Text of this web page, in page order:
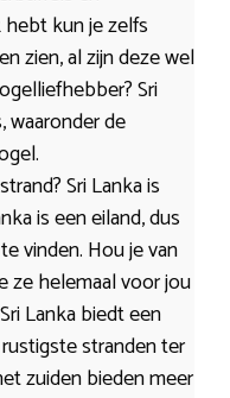
kun je zelfs
zien, al zijn deze wel
Sri
waaronder de
Sri Lanka is
is een eiland, dus
vinden. Hou je van
ze helemaal voor jou
Lanka biedt een
stranden ter
zuiden bieden meer